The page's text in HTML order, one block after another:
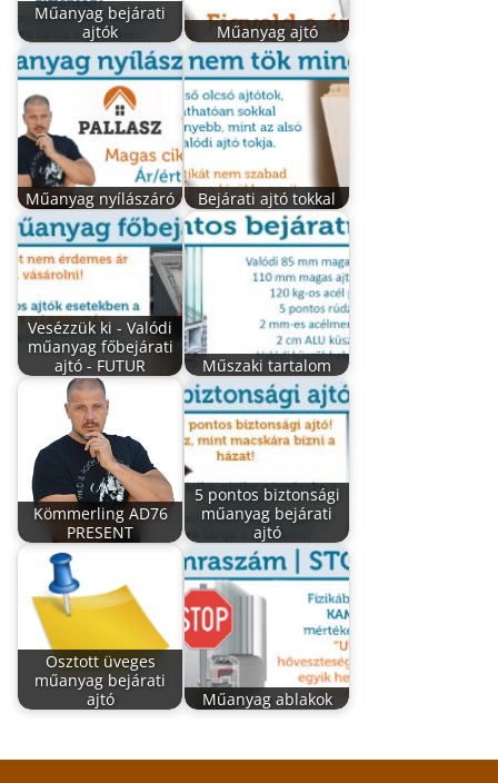
Műanyag bejárati
ajtók
Műanyag ajtó
Műanyag nyílászáró Bejárati ajtó tokkal
Vesézzük ki - Valódi
műanyag főbejárati
ajtó - FUTUR
Műszaki tartalom
Kömmerling AD76
PRESENT
5 pontos biztonsági
műanyag bejárati
ajtó
Osztott üveges
műanyag bejárati
ajtó
Műanyag ablakok